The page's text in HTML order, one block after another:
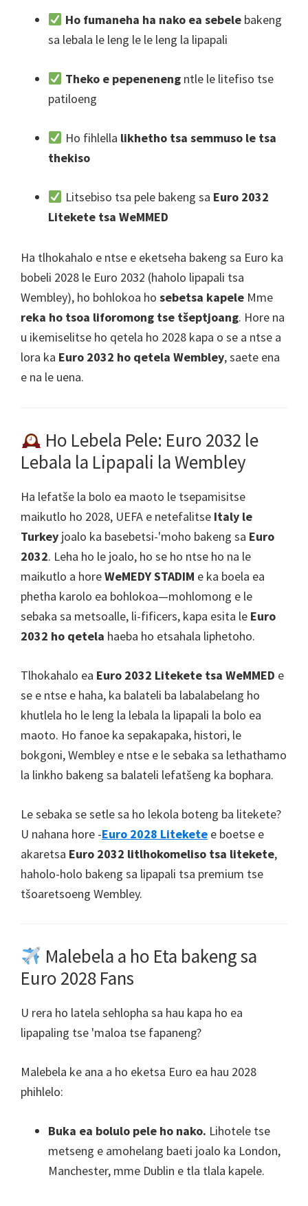
Ho fumaneha ha nako ea sebelebakeng
sa lebala le leng le le leng la lipapali
Theko e pepenenengntle le litefiso tse
patiloeng
Ho fihlella likhetho tsa semmuso le tsa
thekiso
Litsebiso tsa pele bakeng sa Euro 2032
Litekete tsa WeMMED
Ha tlhokahalo e ntse e eketseha bakeng sa Euro ka
bobeli 2028 le Euro 2032 (haholo lipapali tsa
Wembley), ho bohlokoa ho sebetsa kapele Mme
reka ho tsoa liforomong tse tšeptjoang. Hore na
u ikemiselitse ho qetela ho 2028 kapa o se a ntse a
lora ka Euro 2032 ho qetela Wembley, saete ena
e na le uena.
Ho Lebela Pele: Euro 2032 le
Lebala la Lipapali la Wembley
Ha lefatše la bolo ea maoto le tsepamisitse
maikutlo ho 2028, UEFA e netefalitse Italy le
Turkey joalo ka basebetsi-'moho bakeng sa Euro
2032. Leha ho le joalo, ho se ho ntse ho na le
maikutlo a horeWeMEDY STADIM e ka boela ea
phetha karolo ea bohlokoa—mohlomong e le
sebaka sa metsoalle, li-fificers, kapa esita le Euro
2032 ho qetela haeba ho etsahala liphetoho.
Tlhokahalo ea Euro 2032 Litekete tsa WeMMED e
se e ntse e haha, ka balateli ba labalabelang ho
khutlela ho le leng la lebala la lipapali la bolo ea
maoto. Ho fanoe ka sepakapaka, histori, le
bokgoni, Wembley e ntse e le sebaka sa lethathamo
la linkho bakeng sa balateli lefatšeng ka bophara.
Le sebaka se setle sa ho lekola boteng ba litekete?
U nahana hore -Euro 2028 Litekete e boetse e
akaretsa Euro 2032 litlhokomeliso tsa litekete,
haholo-holo bakeng sa lipapali tsa premium tse
tšoaretsoeng Wembley.
Malebela a ho Eta bakeng sa
Euro 2028 Fans
U rera ho latela sehlopha sa hau kapa ho ea
lipapaling tse 'maloa tse fapaneng?
Malebela ke ana a ho eketsa Euro ea hau 2028
phihlelo:
Buka ea bolulo pele ho nako. Lihotele tse
metseng e amohelang baeti joalo ka London,
Manchester, mme Dublin e tla tlala kapele.